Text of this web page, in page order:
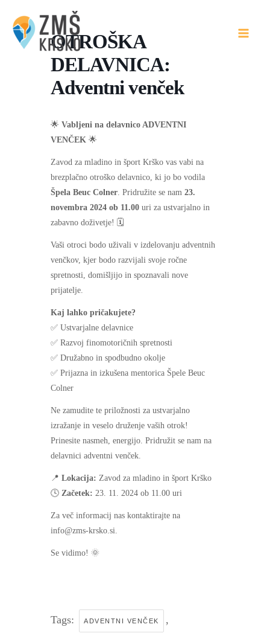
content
OTROŠKA
DELAVNICA:
Adventni venček
🌟 Vabljeni na delavnico ADVENTNI
VENČEK 🌟
Zavod za mladino in šport Krško vas vabi na
brezplačno otroško delavnico, ki jo bo vodila
Špela Beuc Colner. Pridružite se nam 23.
novembra 2024 ob 11.00 uri za ustvarjalno in
zabavno doživetje! 🗓️
Vaši otroci bodo uživali v izdelovanju adventnih
venčkov, kjer bodo razvijali svoje ročne
spretnosti, domišljijo in spoznavali nove
prijatelje.
Kaj lahko pričakujete?
✅ Ustvarjalne delavnice
✅ Razvoj finomotoričnih spretnosti
✅ Družabno in spodbudno okolje
✅ Prijazna in izkušena mentorica Špele Beuc
Colner
Ne zamudite te priložnosti za ustvarjalno
izražanje in veselo druženje vaših otrok!
Prinesite nasmeh, energijo. Pridružit se nam na
delavnici adventni venček.
📍 Lokacija: Zavod za mladino in šport Krško
🕓 Začetek: 23. 11. 2024 ob 11.00 uri
Za več informacij nas kontaktirajte na
info@zms-krsko.si.
Se vidimo! 🌞
Tags: ADVENTNI VENČEK ,